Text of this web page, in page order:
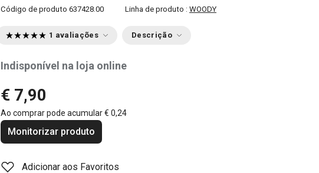
Código de produto 637428.00 Linha de produto : WOODY
1 avaliações Descrição
Indisponível na loja online
€ 7,90
Ao comprar pode acumular€ 0,24
Monitorizar produto
Adicionar aos Favoritos